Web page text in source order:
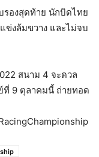
องสุดท้าย นักบิดไทย
ข่งล้มขวาง และไม่จบ
สนาม 4 จะดวล
ที่ 9 ตุลาคมนี้ ถ่ายทอด